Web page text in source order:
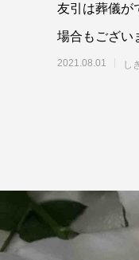
友引は葬儀が
場合もござい
書き、「共に
2021.08.01 し